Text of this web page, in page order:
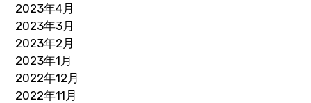
2023年4月
2023年3月
2023年2月
2023年1月
2022年12月
2022年11月